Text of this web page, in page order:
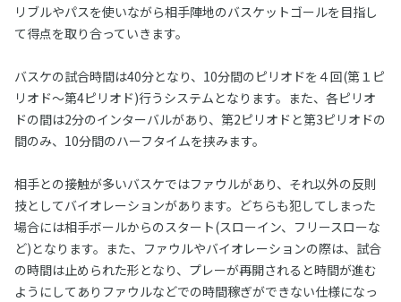
リブルやパスを使いながら相手陣地のバスケットゴールを目指し
て得点を取り合っていきます。
バスケの試合時間は40分となり、10分間のピリオドを４回(第１ピ
リオド～第4ピリオド)行うシステムとなります。また、各ピリオ
ドの間は2分のインターバルがあり、第2ピリオドと第3ピリオドの
間のみ、10分間のハーフタイムを挟みます。
相手との接触が多いバスケではファウルがあり、それ以外の反則
技としてバイオレーションがあります。どちらも犯してしまった
場合には相手ボールからのスタート(スローイン、フリースローな
ど)となります。また、ファウルやバイオレーションの際は、試合
の時間は止められた形となり、プレーが再開されると時間が進む
ようにしてありファウルなどでの時間稼ぎができない仕様になっ